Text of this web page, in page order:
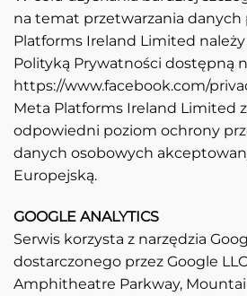
na temat przetwarzania danych
Platforms Ireland Limited należy
Polityką Prywatności dostępną
https://www.facebook.com/
Meta Platforms Ireland Limited
odpowiedni poziom ochrony
danych osobowych
Europejską.
GOOGLE ANALYTICS
Serwis korzysta z narzędzia
dostarczonego przez Google
Amphitheatre Parkway,